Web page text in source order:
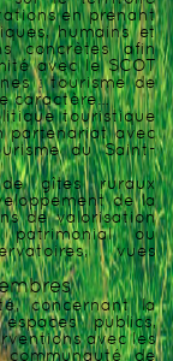
en prenant
humains et
concrètes afin
avec le SCOT
: tourisme de
caractère…
touristique
partenariat avec
du Saint-
gîtes ruraux
de la
de valorisation
patrimonial ou
vues
concernant la
publics,
avec les
de